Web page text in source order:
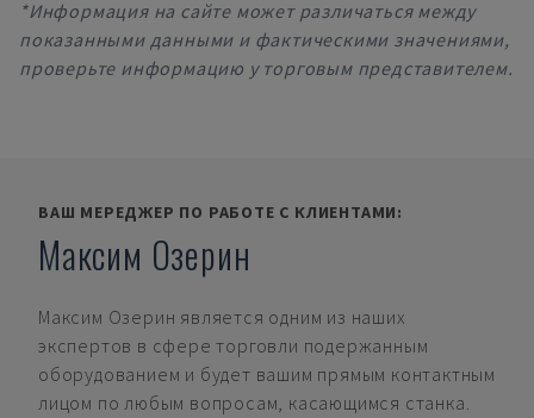
*Информация на сайте может различаться между
показанными данными и фактическими значениями,
проверьте информацию у торговым представителем.
ВАШ МЕРЕДЖЕР ПО РАБОТЕ С КЛИЕНТАМИ:
Максим Озерин
Максим Озерин является одним из наших
экспертов в сфере торговли подержанным
оборудованием и будет вашим прямым контактным
лицом по любым вопросам, касающимся станка.